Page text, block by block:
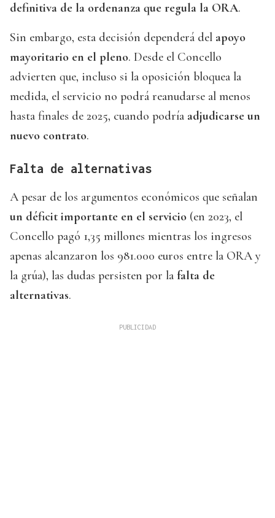
definitiva de la ordenanza que regula la ORA.
Sin embargo, esta decisión dependerá del apoyo
mayoritario en el pleno. Desde el Concello
advierten que, incluso si la oposición bloquea la
medida, el servicio no podrá reanudarse al menos
hasta finales de 2025, cuando podría adjudicarse un
nuevo contrato.
Falta de alternativas
A pesar de los argumentos económicos que señalan
un déficit importante en el servicio (en 2023, el
Concello pagó 1,35 millones mientras los ingresos
apenas alcanzaron los 981.000 euros entre la ORA y
la grúa), las dudas persisten por la falta de
alternativas.